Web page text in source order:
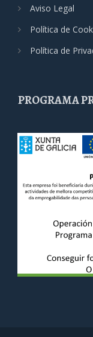
Aviso Legal
Política de
Política de
PROGRAMA